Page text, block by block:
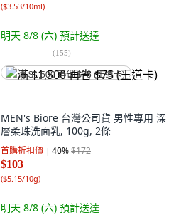
($3.53/10ml)
明天 8/8 (六) 預計送達
(155)
满 $1,500 再省 $75 (王道卡)
MEN's Biore 台灣公司貨 男性專用 深
層柔珠洗面乳, 100g, 2條
首購折扣價 40%$172
$103
($5.15/10g)
明天 8/8 (六) 預計送達